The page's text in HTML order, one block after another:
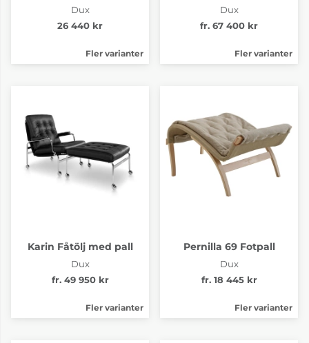
Dux
26 440 kr
Fler varianter
Dux
fr. 67 400 kr
Fler varianter
Karin Fåtölj med pall
Dux
fr. 49 950 kr
Fler varianter
Pernilla 69 Fotpall
Dux
fr. 18 445 kr
Fler varianter